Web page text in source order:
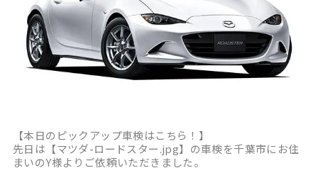
【本日のピックアップ車検はこちら！】
先日は【マツダ-ロードスター.jpg】の車検を千葉市にお住
まいのY様よりご依頼いただきました。